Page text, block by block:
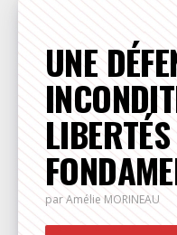
UNE
par AmélieMORINEAU